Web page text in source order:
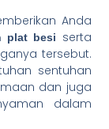
Anda
plat besi
serta
tersebut.
sentuhan
dan juga
dalam